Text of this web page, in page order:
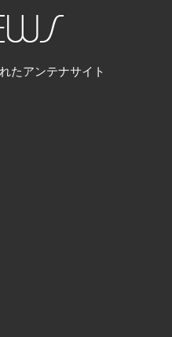
たアンテナサイト